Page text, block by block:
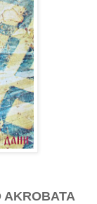
AKROBATA